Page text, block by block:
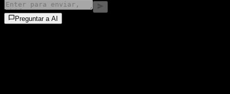
Preguntar a AI